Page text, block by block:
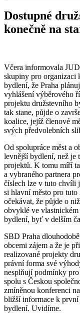
Dostupné
konečně na
Včera informovala
skupiny pro organizaci
bydlení, že Praha
vyhlášení výběrového
projektu družstevního
tak stane, půjde o
koalice, jejíž členové
svých předvolebních
Od spolupráce měst a
levnější bydlení, než je
projektů. K tomu míří
a vybraného partnera
číslech lze v tuto chvíli
si hlavní město pro
očekávat, že půjde o
obvyklé ve
bydlení, byť v delším
SBD Praha
obcemi zájem a že je
realizované projekty
právní forma své
nesplňují podmínky
spolu s Českou
zmíněnou konferenci
bližší informace k první
bydlení. Uvidíme.